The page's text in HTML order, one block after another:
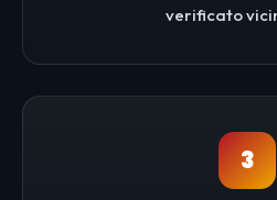
verificato
3